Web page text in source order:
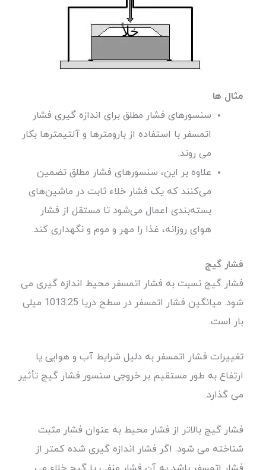
مثال ها
سنسورهای فشار مطلق برای اندازه گیری فشار
اتمسفر با استفاده از بارومترها و آلتیمترها بکار
می روند.
علاوه بر این، سنسورهای فشار مطلق تضمین
می‌کنند که یک فشار خلاء ثابت در ماشین‌های
بسته‌بندی اعمال می‌شود تا مستقل از فشار
هوای روزانه، غذا را مهر و موم و نگهداری کند.
فشار گیج
فشار گیج نسبت به فشار اتمسفر محیط اندازه گیری می
شود. میانگین فشار اتمسفر در سطح دریا 1013.25 میلی
بار است.
تغییرات فشار اتمسفر به دلیل شرایط آب و هوایی یا
ارتفاع به طور مستقیم بر خروجی سنسور فشار گیج تأثیر
می گذارد.
فشار گیج بالاتر از فشار محیط به عنوان فشار مثبت
شناخته می شود. اگر فشار اندازه گیری شده کمتر از